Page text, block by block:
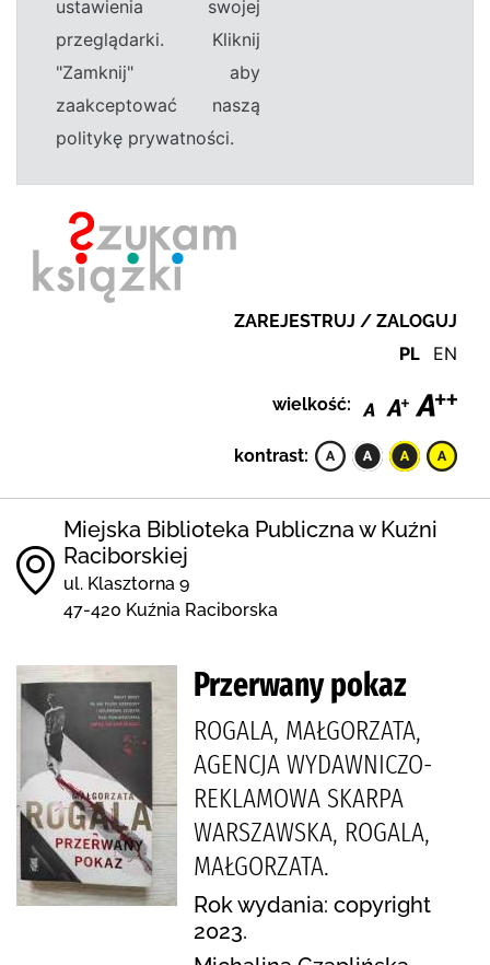
ustawienia swojej
przeglądarki. Kliknij
"Zamknij" aby
zaakceptować naszą
politykę prywatności.
ZAREJESTRUJ / ZALOGUJ
PL EN
wielkość:
kontrast:
Miejska Biblioteka Publiczna w Kuźni
Raciborskiej
ul. Klasztorna 9
47-420 Kuźnia Raciborska
Przerwany pokaz
ROGALA, MAŁGORZATA,
AGENCJA WYDAWNICZO-
REKLAMOWA SKARPA
WARSZAWSKA, ROGALA,
MAŁGORZATA.
Rok wydania: copyright
2023.